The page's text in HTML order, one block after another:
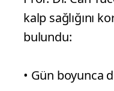
kalp sağlığını
bulundu:
• Gün boyunca